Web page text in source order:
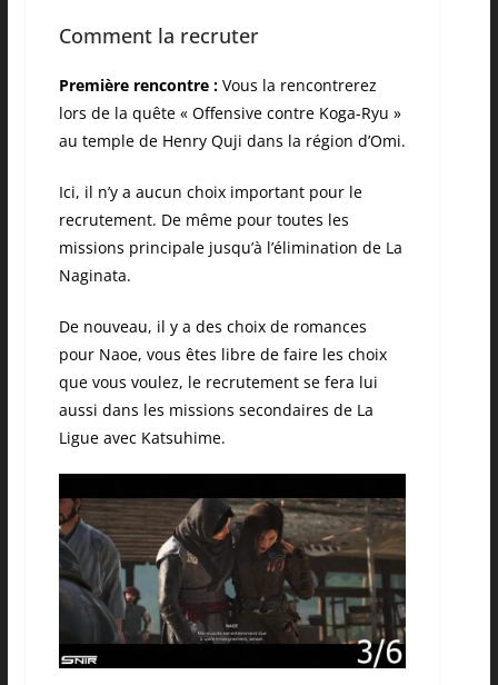
Comment la recruter
Première rencontre :Vous la rencontrerez
lors de la quête « Offensive contre Koga-Ryu »
au temple de Henry Quji dans la région d’Omi.
Ici, il n’y a aucun choix important pour le
recrutement. De même pour toutes les
missions principale jusqu’à l’élimination de La
Naginata.
De nouveau, il y a des choix de romances
pour Naoe, vous êtes libre de faire les choix
que vous voulez, le recrutement se fera lui
aussi dans les missions secondaires de La
Ligue avec Katsuhime.